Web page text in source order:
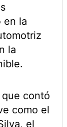
en la
la
contó
como el
el